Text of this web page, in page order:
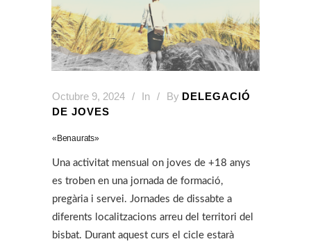
Octubre 9, 2024 In By DELEGACIÓ
DE JOVES
«Benaurats»
Una activitat mensual on joves de +18 anys
es troben en una jornada de formació,
pregària i servei. Jornades de dissabte a
diferents localitzacions arreu del territori del
bisbat. Durant aquest curs el cicle estarà